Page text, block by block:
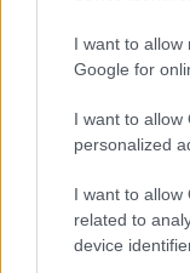
I want to allow
Google for
I want to allow
personalized
I want to allow
related to
device
αναζήτηση σε
τους
Το Ινστιτούτο
οργανισμός
αποστολή του
αναζήτησης